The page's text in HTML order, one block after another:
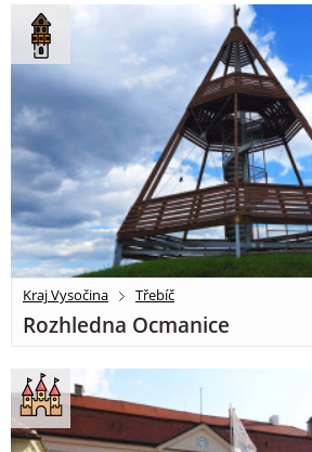
Kraj Vysočina Třebíč
Rozhledna Ocmanice